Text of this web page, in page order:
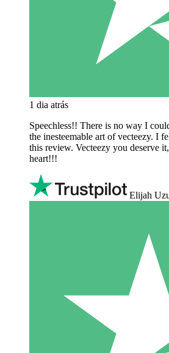
1 dia atrás
Speechless!! There is no way I
the inesteemable art of vecteezy. I
this review. Vecteezy you deserve
heart!!!
Elijah